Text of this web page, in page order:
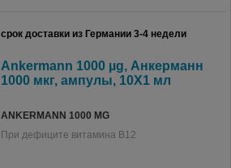
срок доставки из Германии 3-4 недели
Ankermann 1000 µg, Анкерманн
1000 мкг, ампулы, 10X1 мл
ANKERMANN 1000 ΜG
При дефиците витамина В12